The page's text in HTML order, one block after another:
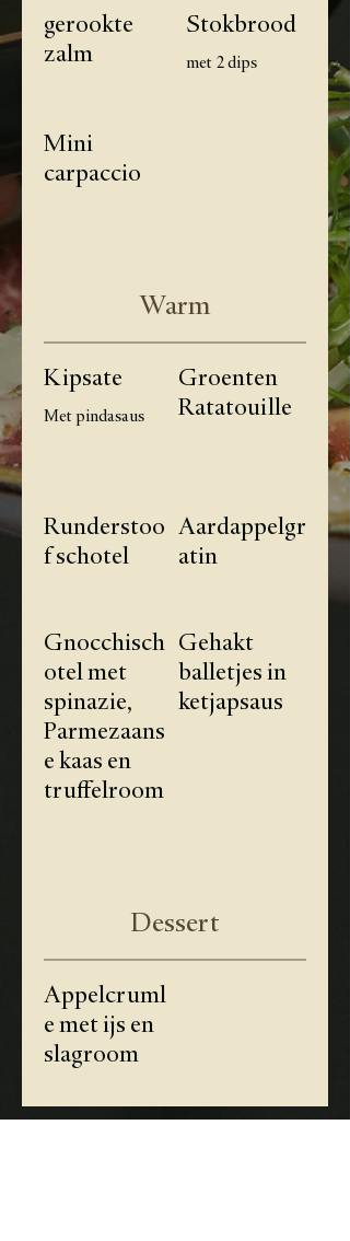
gerookte
zalm
Stokbrood
met 2 dips
Mini
carpaccio
Warm
Kipsate
Met pindasaus
Groenten
Ratatouille
Runderstoo
f schotel
Aardappelgr
atin
Gnocchisch
otel met
spinazie,
Parmezaans
e kaas en
truffelroom
Gehakt
balletjes in
ketjapsaus
Dessert
Appelcruml
e met ijs en
slagroom